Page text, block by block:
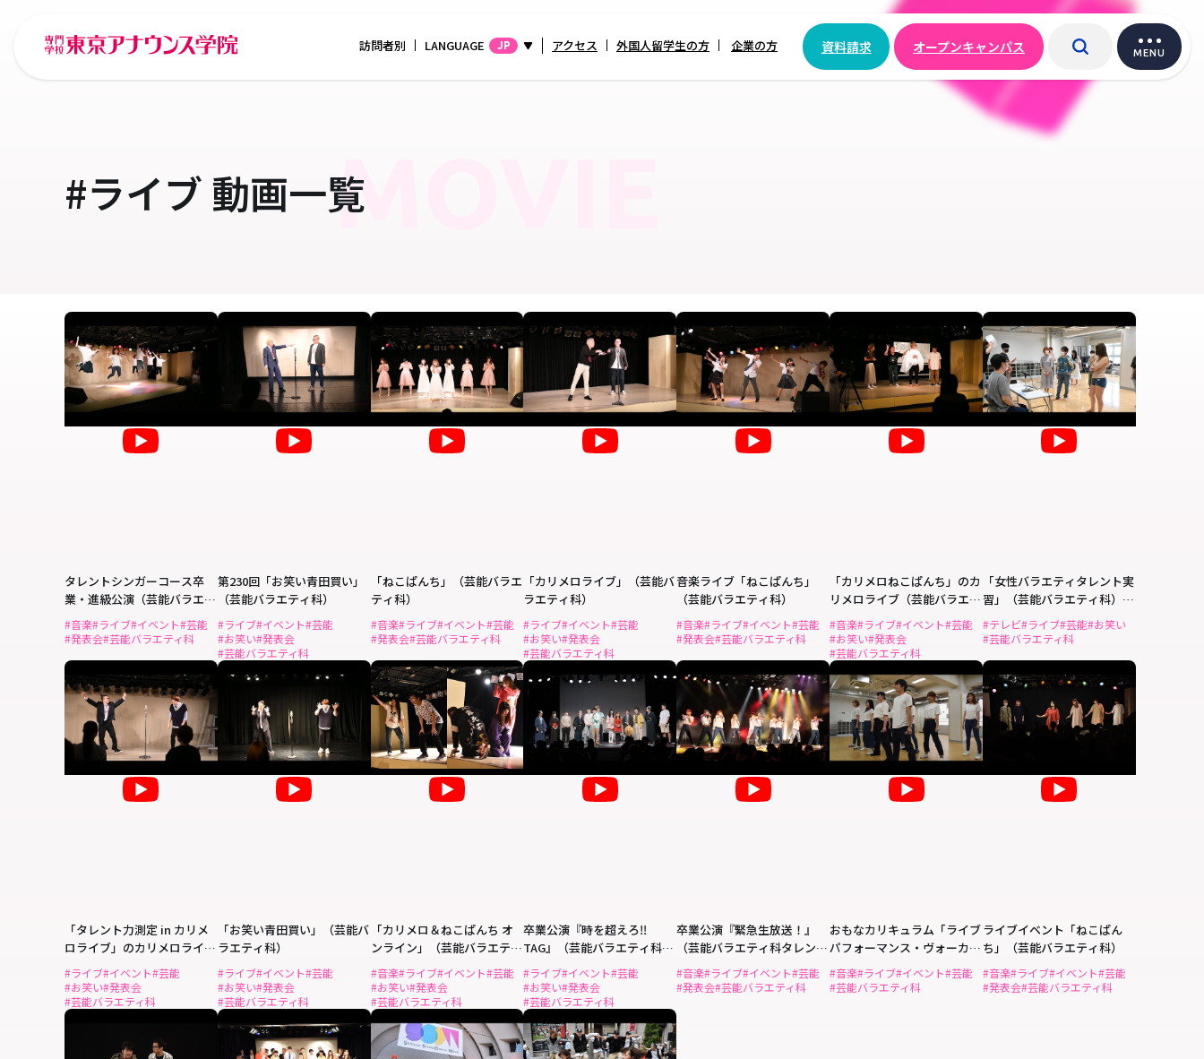
訪問者別 LANGUAGE JP アクセス 外国人留学生の方 企業の方 資料請求 オープンキャンパス MENU
#ライブ 動画一覧MOVIE
タレントシンガーコース卒
業・進級公演（芸能バラエテ
ィ科）
#音楽#ライブ#イベント#芸能
#発表会#芸能バラエティ科
第230回「お笑い青田買い」
（芸能バラエティ科）
#ライブ#イベント#芸能
#お笑い#発表会
#芸能バラエティ科
「ねこぱんち」（芸能バラエ
ティ科）
#音楽#ライブ#イベント#芸能
#発表会#芸能バラエティ科
「カリメロライブ」（芸能バ
ラエティ科）
#ライブ#イベント#芸能
#お笑い#発表会
#芸能バラエティ科
音楽ライブ「ねこぱんち」
（芸能バラエティ科）
#音楽#ライブ#イベント#芸能
#発表会#芸能バラエティ科
「カリメロねこぱんち」のカ
リメロライブ（芸能バラエテ
ィ科）
#音楽#ライブ#イベント#芸能
#お笑い#発表会
#芸能バラエティ科
「女性バラエティタレント実
習」（芸能バラエティ科）
ゲスト：ハリウリサさん
#テレビ#ライブ#芸能#お笑い
#芸能バラエティ科
「タレント力測定 in カリメ
ロライブ」のカリメロライブ
の様子（芸能バラエティ科）
#ライブ#イベント#芸能
#お笑い#発表会
#芸能バラエティ科
「お笑い青田買い」（芸能バ
ラエティ科）
#ライブ#イベント#芸能
#お笑い#発表会
#芸能バラエティ科
「カリメロ＆ねこぱんち オ
ンライン」（芸能バラエティ
科）
#音楽#ライブ#イベント#芸能
#お笑い#発表会
#芸能バラエティ科
卒業公演『時を超えろ‼
TAG』（芸能バラエティ科お
笑いタレント・バラエティタ
レントコース）
#ライブ#イベント#芸能
#お笑い#発表会
#芸能バラエティ科
卒業公演『緊急生放送！』
（芸能バラエティ科タレント
シンガーコース）
#音楽#ライブ#イベント#芸能
#発表会#芸能バラエティ科
おもなカリキュラム「ライブ
パフォーマンス・ヴォーカル
ライブ」（芸能バラエティ
科）
#音楽#ライブ#イベント#芸能
#芸能バラエティ科
ライブイベント「ねこぱん
ち」（芸能バラエティ科）
#音楽#ライブ#イベント#芸能
#発表会#芸能バラエティ科